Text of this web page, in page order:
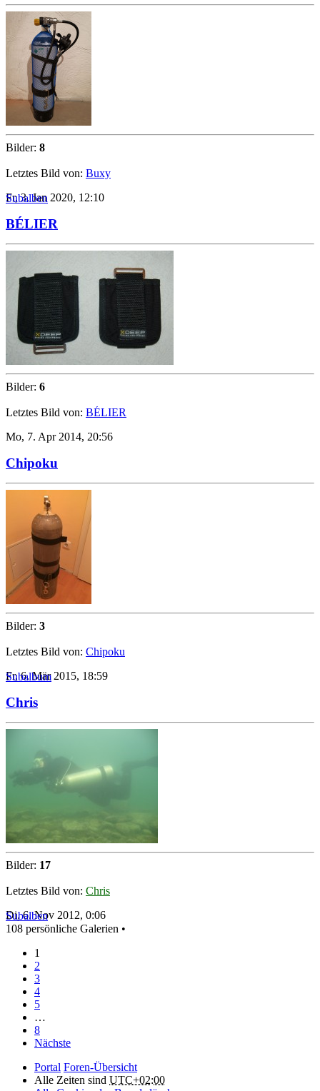
Bilder: 8
Letztes Bild von: Buxy
Fr, 3. Jan 2020, 12:10
Subalben
BÉLIER
Bilder: 6
Letztes Bild von: BÉLIER
Mo, 7. Apr 2014, 20:56
Chipoku
Bilder: 3
Letztes Bild von: Chipoku
Fr, 6. Mär 2015, 18:59
Subalbum
Chris
Bilder: 17
Letztes Bild von: Chris
Di, 6. Nov 2012, 0:06
Subalben
108 persönliche Galerien •
1
2
3
4
5
…
8
Nächste
Portal Foren-Übersicht
Alle Zeiten sind UTC+02:00